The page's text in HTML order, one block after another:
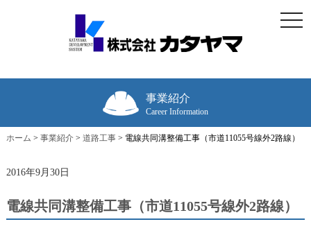
事業紹介
Career Information
ホーム > 事業紹介> 道路工事> 電線共同溝整備工事（市道11055号線外2路線）
2016年9月30日
電線共同溝整備工事（市道11055号線外2路線）